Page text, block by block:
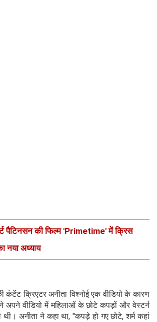
पैटिनसन की फिल्म 'Primetime' में क्रिस
नया अध्याय
कंटेंट क्रिएटर अनीता विश्नोई एक वीडियो के कारण
अपने वीडियो में महिलाओं के छोटे कपड़ों और वेस्टर्न
थी। अनीता ने कहा था, "कपड़े हो गए छोटे, शर्म कहां